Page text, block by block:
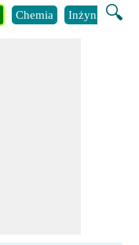
🔍
Chemia Inżynieria